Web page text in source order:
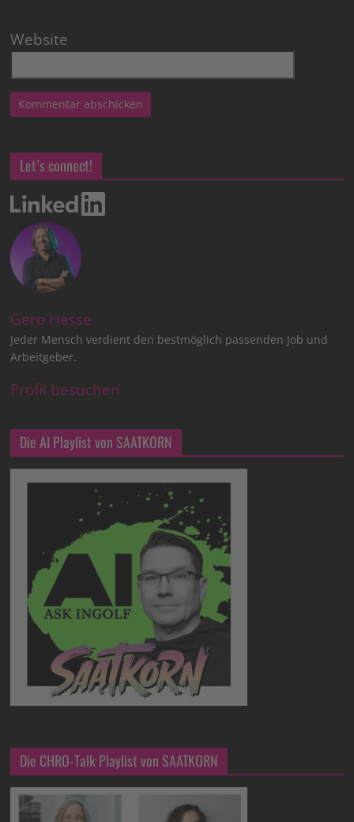
Website
Let’s connect!
Gero Hesse
Jeder Mensch verdient den bestmöglich passenden Job und
Arbeitgeber.
Profil besuchen
Die AI Playlist von SAATKORN
Die CHRO-Talk Playlist von SAATKORN